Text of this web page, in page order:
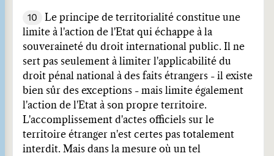
10
Le principe de territorialité constitue une
limite à l'action de l'Etat qui échappe à la
souveraineté du droit international public. Il ne
sert pas seulement à limiter l'applicabilité du
droit pénal national à des faits étrangers - il existe
bien sûr des exceptions - mais limite également
l'action de l'Etat à son propre territoire.
L'accomplissement d'actes officiels sur le
territoire étranger n'est certes pas totalement
interdit. Mais dans la mesure où un tel